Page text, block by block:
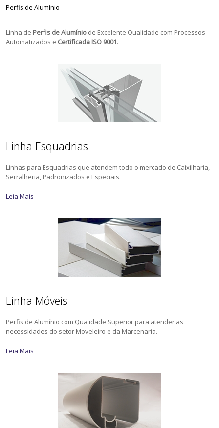
Perfis de Alumínio
Linha de Perfis de Alumínio de Excelente Qualidade com Processos
Automatizados e Certificada ISO 9001.
Linha Esquadrias
Linhas para Esquadrias que atendem todo o mercado de Caixilharia,
Serralheria, Padronizados e Especiais.
Leia Mais
Linha Móveis
Perfis de Alumínio com Qualidade Superior para atender as
necessidades do setor Moveleiro e da Marcenaria.
Leia Mais